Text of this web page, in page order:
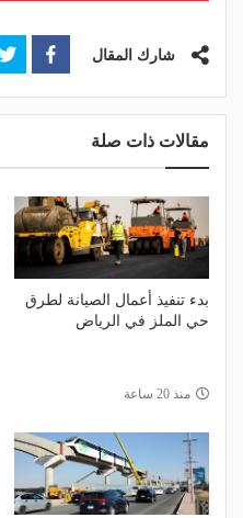
شارك المقال
مقالات ذات صلة
بدء تنفيذ أعمال الصيانة لطرق
حي الملز في الرياض
منذ 20 ساعة